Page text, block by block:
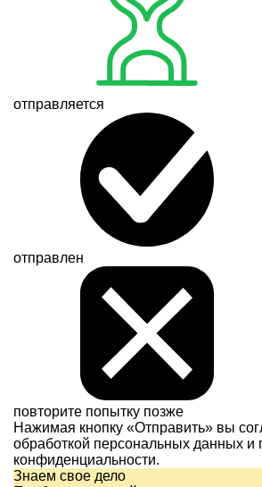
отправляется
отправлен
повторите попытку позже
Нажимая кнопку «Отправить» вы
обработкой персональных данных и
конфиденциальности.
Знаем свое дело